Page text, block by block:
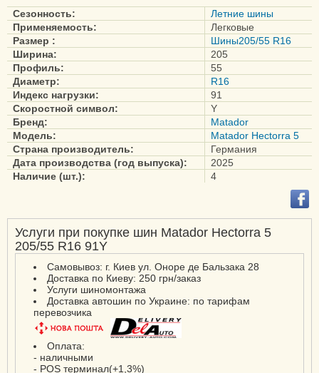
Сезонность:
Летние шины
Применяемость:
Легковые
Размер :
Шины205/55 R16
Ширина:
205
Профиль:
55
Диаметр:
R16
Индекс нагрузки:
91
Скоростной символ:
Y
Бренд:
Matador
Модель:
Matador Hectorra 5
Страна производитель:
Германия
Дата производства (год выпуска):
2025
Наличие (шт.):
4
Услуги при покупке шин Matador Hectorra 5
205/55 R16 91Y
Самовывоз: г. Киев ул. Оноре де Бальзака 28
Доставка по Киеву: 250 грн/заказ
Услуги шиномонтажа
Доставка автошин по Украине: по тарифам
перевозчика
Оплата:
- наличными
- POS терминал(+1,3%)